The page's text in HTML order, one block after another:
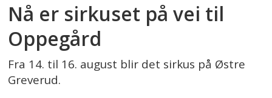
Nå er sirkuset på vei til
Oppegård
Fra 14. til 16. august blir det sirkus på Østre
Greverud.